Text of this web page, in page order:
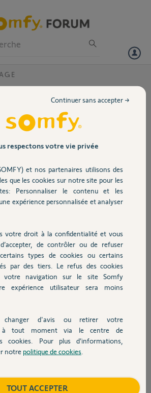
pro
rollixo io
âgés ont fait poser une porte de garage Somfy
la garantie, le portail s'est mis en sécurité et
le temps que l'installateur vienne voir pour
où tout s'est vraiment bloqué ce qui a
de l'articulation de la manivelle... Bref, le
a suspecté une utilisation forcée et demande
l'antichute mais aussi l'axe qu'il pense
décidé dans un premier temps de changer
juste de recevoir.
un peu plus le problème, lors du
au secteur, tous les voyants s'allument ainsi
les voyants 1 et 2 clignotent ensemble 6
fixe pendant que le voyant 1 clignote 20
rester fixe également.
j'ai essayer de schunter l'antichute pour voir.
1 clignote 15 fois puis s'éteint et rien ne se
avec le schunt et une sans puis une petite
! Tous les conseils sont les bienvenus !
respectons votre vie privée
et nos partenaires utilisons des
que les cookies sur notre site pour les
Personnaliser le contenu et les
expérience personnalisée et analyser
votre droit à la confidentialité et vous
de contrôler ou de refuser
types de cookies ou certains
par des tiers. Le refus des cookies
votre navigation sur le site Somfy
expérience utilisateur sera moins
changer d'avis ou retirer votre
à tout moment via le centre de
cookies. Pour plus d’informations,
notre politique de cookies
Continuer sans accepter →
TOUT ACCEPTER